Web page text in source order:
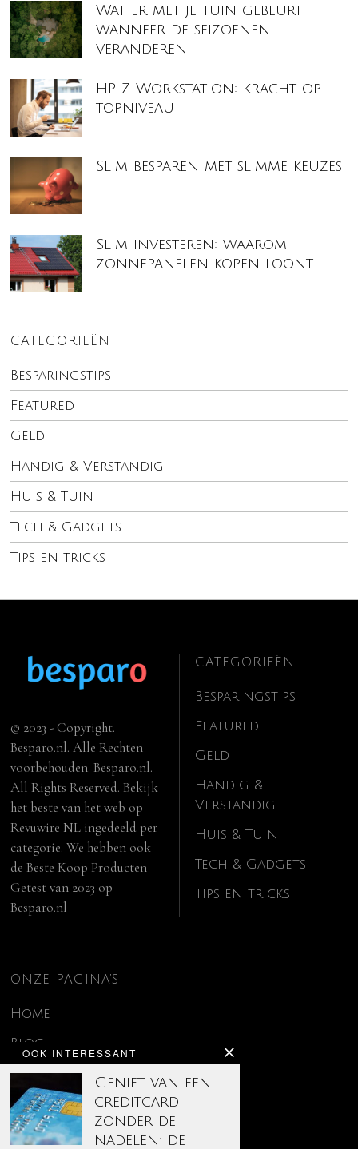
Wat er met je tuin gebeurt
wanneer de seizoenen
veranderen
HP Z Workstation: kracht op
topniveau
Slim besparen met slimme keuzes
Slim investeren: waarom
zonnepanelen kopen loont
CATEGORIEËN
Besparingstips
Featured
Geld
Handig & Verstandig
Huis & Tuin
Tech & Gadgets
Tips en tricks
OOK INTERESSANT
Geniet van een
creditcard
zonder de
nadelen: de
© 2023 - Copyright.
Besparo.nl. Alle Rechten
voorbehouden. Besparo.nl.
All Rights Reserved. Bekijk
het beste van het web op
Revuwire NL ingedeeld per
categorie. We hebben ook
deBeste Koop Producten
Getest van 2023 op
Besparo.nl
CATEGORIEËN
Besparingstips
Featured
Geld
Handig &
Verstandig
Huis & Tuin
Tech & Gadgets
Tips en tricks
ONZE PAGINA’S
Home
Blog
Contact
Disclaimer
Over ons